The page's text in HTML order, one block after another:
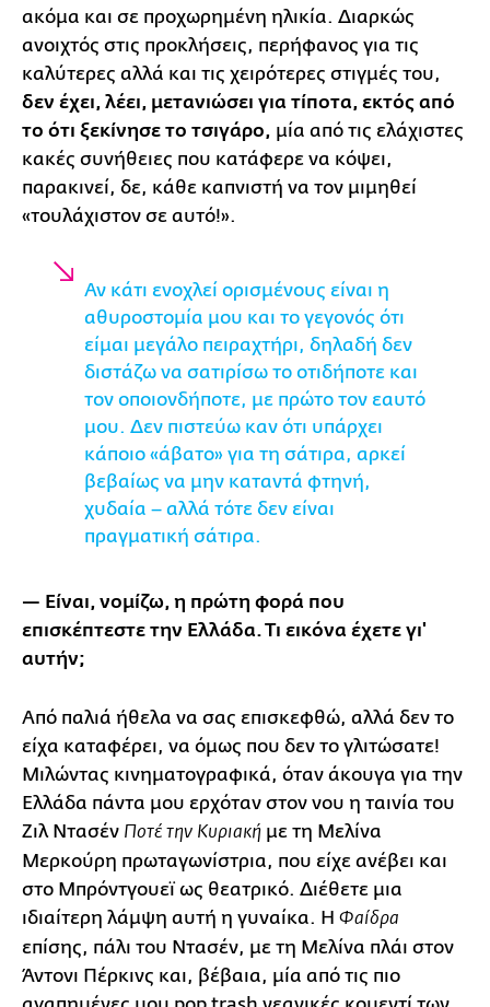
ακόμα και σε προχωρημένη ηλικία. Διαρκώς
ανοιχτός στις προκλήσεις, περήφανος για τις
καλύτερες αλλά και τις χειρότερες στιγμές του,
δεν έχει, λέει, μετανιώσει για τίποτα, εκτός από
το ότι ξεκίνησε το τσιγάρο, μία από τις ελάχιστες
κακές συνήθειες που κατάφερε να κόψει,
παρακινεί, δε, κάθε καπνιστή να τον μιμηθεί
«τουλάχιστον σε αυτό!».
Αν κάτι ενοχλεί ορισμένους είναι η
αθυροστομία μου και το γεγονός ότι
είμαι μεγάλο πειραχτήρι, δηλαδή δεν
διστάζω να σατιρίσω το οτιδήποτε και
τον οποιονδήποτε, με πρώτο τον εαυτό
μου. Δεν πιστεύω καν ότι υπάρχει
κάποιο «άβατο» για τη σάτιρα, αρκεί
βεβαίως να μην καταντά φτηνή,
χυδαία – αλλά τότε δεν είναι
πραγματική σάτιρα.
— Είναι, νομίζω, η πρώτη φορά που
επισκέπτεστε την Ελλάδα. Τι εικόνα έχετε γι'
αυτήν;
Από παλιά ήθελα να σας επισκεφθώ, αλλά δεν το
είχα καταφέρει, να όμως που δεν το γλιτώσατε!
Μιλώντας κινηματογραφικά, όταν άκουγα για την
Ελλάδα πάντα μου ερχόταν στον νου η ταινία του
Ζιλ Ντασέν Ποτέ την Κυριακή με τη Μελίνα
Μερκούρη πρωταγωνίστρια, που είχε ανέβει και
στο Μπρόντγουεϊ ως θεατρικό. Διέθετε μια
ιδιαίτερη λάμψη αυτή η γυναίκα. Η Φαίδρα
επίσης, πάλι του Ντασέν, με τη Μελίνα πλάι στον
Άντονι Πέρκινς και, βέβαια, μία από τις πιο